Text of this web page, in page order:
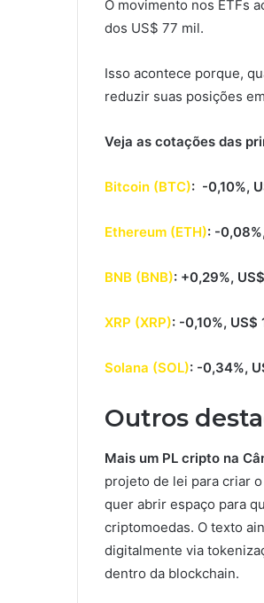
O movimento nos ETFs
dos US$ 77 mil.
Isso acontece porque,
reduzir suas posições
Veja as cotações das
Bitcoin (BTC): -0,10%,
Ethereum (ETH): -
BNB (BNB): +0,29%,
XRP (XRP): -0,10%, US$
Solana (SOL): -0,34%,
Outros
Mais um PL cripto na
projeto de lei para criar
quer abrir espaço para
criptomoedas. O texto
digitalmente via
dentro da blockchain.